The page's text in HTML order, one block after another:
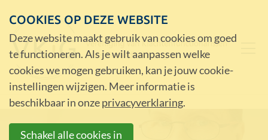
COOKIES OP DEZE WEBSITE
Deze website maakt gebruik van cookies om goed
te functioneren. Als je wilt aanpassen welke
cookies we mogen gebruiken, kan je jouw cookie-
instellingen wijzigen. Meer informatie is
beschikbaar in onzeprivacyverklaring.
Schakel alle cookies in